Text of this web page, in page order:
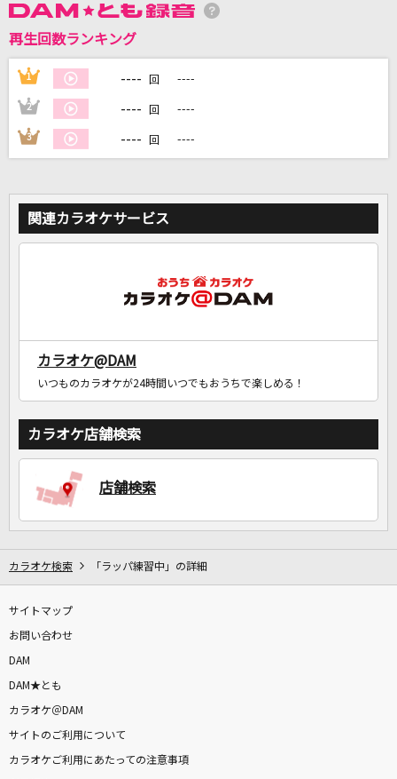
DAMに会員登録・ログインして
カラオケをもっと楽しもう！
再生回数ランキング
1 ---- 回 ----
2 ---- 回 ----
3 ---- 回 ----
関連カラオケサービス
カラオケ@DAM
いつものカラオケが24時間いつでもおうちで楽しめる！
カラオケ店舗検索
店舗検索
カラオケ検索 「ラッパ練習中」の詳細
サイトマップ
お問い合わせ
DAM
DAM★とも
カラオケ＠DAM
サイトのご利用について
カラオケご利用にあたっての注意事項